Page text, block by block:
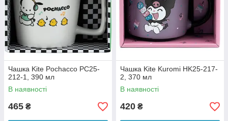
Чашка Kite Pochacco PC25-
212-1, 390 мл
В наявності
465 ₴
Чашка Kite Kuromi HK25-217-
2, 370 мл
В наявності
420 ₴